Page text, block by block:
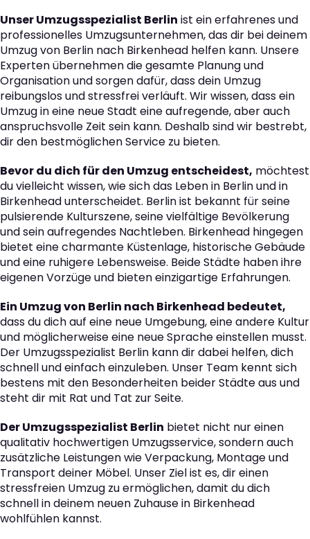
Unser Umzugsspezialist Berlin ist ein erfahrenes und
professionelles Umzugsunternehmen, das dir bei deinem
Umzug von Berlin nach Birkenhead helfen kann. Unsere
Experten übernehmen die gesamte Planung und
Organisation und sorgen dafür, dass dein Umzug
reibungslos und stressfrei verläuft. Wir wissen, dass ein
Umzug in eine neue Stadt eine aufregende, aber auch
anspruchsvolle Zeit sein kann. Deshalb sind wir bestrebt,
dir den bestmöglichen Service zu bieten.
Bevor du dich für den Umzug entscheidest, möchtest
du vielleicht wissen, wie sich das Leben in Berlin und in
Birkenhead unterscheidet. Berlin ist bekannt für seine
pulsierende Kulturszene, seine vielfältige Bevölkerung
und sein aufregendes Nachtleben. Birkenhead hingegen
bietet eine charmante Küstenlage, historische Gebäude
und eine ruhigere Lebensweise. Beide Städte haben ihre
eigenen Vorzüge und bieten einzigartige Erfahrungen.
Ein Umzug von Berlin nach Birkenhead bedeutet,
dass du dich auf eine neue Umgebung, eine andere Kultur
und möglicherweise eine neue Sprache einstellen musst.
Der Umzugsspezialist Berlin kann dir dabei helfen, dich
schnell und einfach einzuleben. Unser Team kennt sich
bestens mit den Besonderheiten beider Städte aus und
steht dir mit Rat und Tat zur Seite.
Der Umzugsspezialist Berlin bietet nicht nur einen
qualitativ hochwertigen Umzugsservice, sondern auch
zusätzliche Leistungen wie Verpackung, Montage und
Transport deiner Möbel. Unser Ziel ist es, dir einen
stressfreien Umzug zu ermöglichen, damit du dich
schnell in deinem neuen Zuhause in Birkenhead
wohlfühlen kannst.